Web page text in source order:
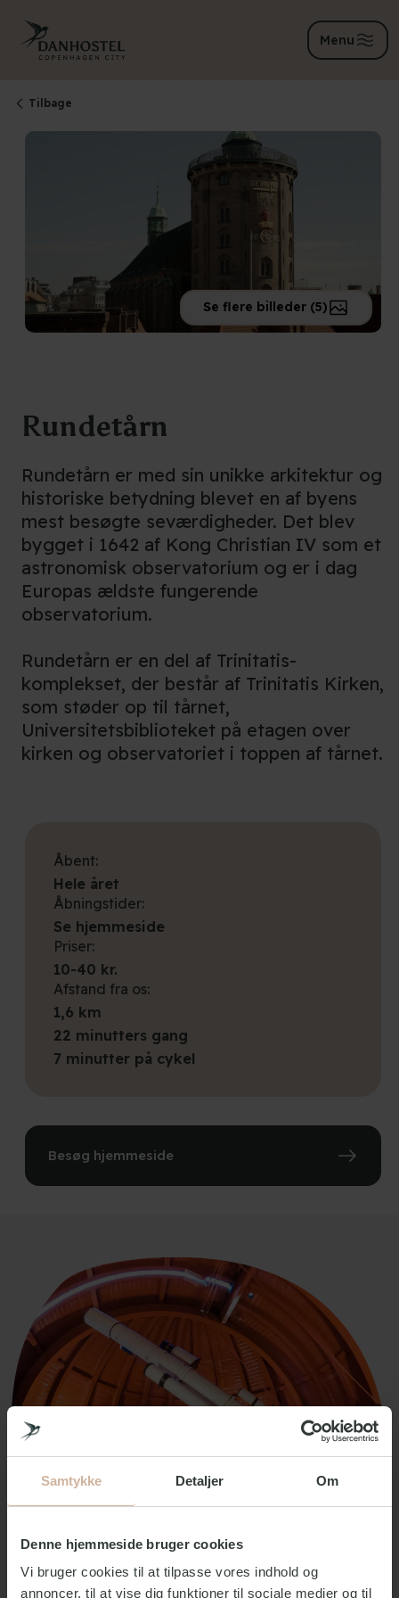
Samtykke Detaljer Om
Denne hjemmeside bruger cookies
Vi bruger cookies til at tilpasse vores indhold og
annoncer, til at vise dig funktioner til sociale medier og til
Menu
Tilbage
Se flere billeder (5)
Rundetårn
Rundetårn er med sin unikke arkitektur og
historiske betydning blevet en af byens
mest besøgte seværdigheder. Det blev
bygget i 1642 af Kong Christian IV som et
astronomisk observatorium og er i dag
Europas ældste fungerende
observatorium.
Rundetårn er en del af Trinitatis-
komplekset, der består af Trinitatis Kirken,
som støder op til tårnet,
Universitetsbiblioteket på etagen over
kirken og observatoriet i toppen af tårnet.
Åbent:
Hele året
Åbningstider:
Se hjemmeside
Priser:
10-40 kr.
Afstand fra os:
1,6 km
22 minutters gang
7 minutter på cykel
Besøg hjemmeside